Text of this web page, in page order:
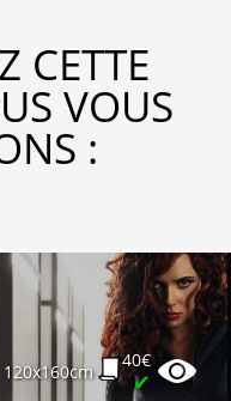
CETTE
VOUS
:
120x160cm
40€
✔